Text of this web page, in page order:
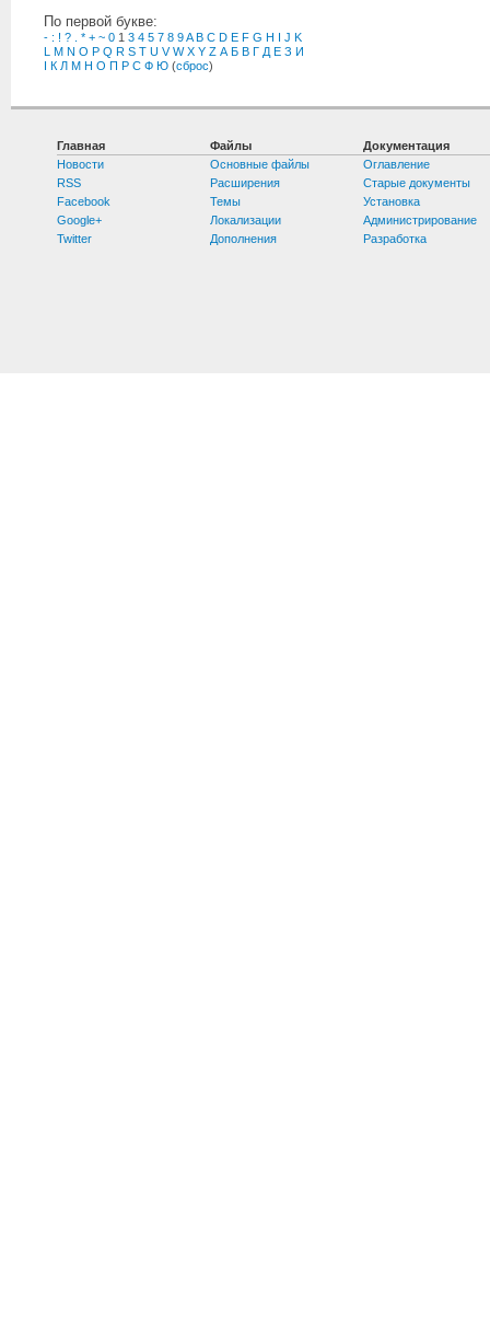
По первой букве:
- : ! ? * + ~ 0 1 3 4 5 7 8 9A B C D E F G H J K
M N O P Q R S T U V W X Y Z А Б В Г Д Е З И
К Л М Н О П Р С Ф Ю (сброс)
Главная
Новости
RSS
Facebook
Google+
Twitter
Файлы
Основные файлы
Расширения
Темы
Локализации
Дополнения
Документация
Оглавление
Старые документы
Установка
Администрирование
Разработка